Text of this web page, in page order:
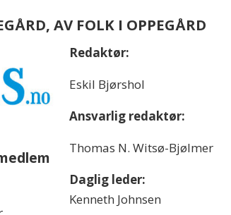
AV FOLK I OPPEGÅRD
Redaktør:
Eskil Bjørshol
Ansvarlig redaktør:
Thomas N. Witsø-Bjølmer
Daglig leder:
Kenneth Johnsen